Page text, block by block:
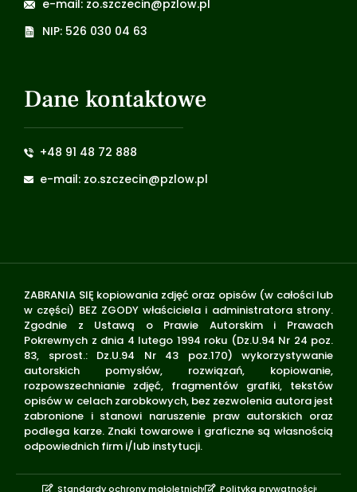
e-mail: zo.szczecin@pzlow.pl
NIP: 526 030 04 63
Dane kontaktowe
+48 91 48 72 888
e-mail: zo.szczecin@pzlow.pl
ZABRANIA SIĘ kopiowania zdjęć oraz opisów (w całości lub
w części) BEZ ZGODY właściciela i administratora strony.
Zgodnie z Ustawą o Prawie Autorskim i Prawach
Pokrewnych z dnia 4 lutego 1994 roku (Dz.U.94 Nr 24 poz.
83, sprost.: Dz.U.94 Nr 43 poz.170) wykorzystywanie
autorskich pomysłów, rozwiązań, kopiowanie,
rozpowszechnianie zdjęć, fragmentów grafiki, tekstów
opisów w celach zarobkowych, bez zezwolenia autora jest
zabronione i stanowi naruszenie praw autorskich oraz
podlega karze. Znaki towarowe i graficzne są własnością
odpowiednich firm i/lub instytucji.
Standardy ochrony małoletnich Polityka prywatności